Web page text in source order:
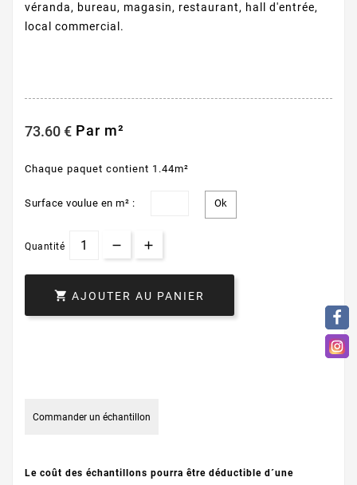
véranda, bureau, magasin, restaurant, hall d'entrée,
local commercial.
73.60 € Par m²
Chaque paquet contient 1.44m²
Surface voulue en m² :
Quantité
 AJOUTER AU PANIER
Commander un échantillon
Le coût des échantillons pourra être déductible d´une